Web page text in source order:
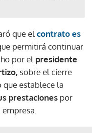
que el contrato es
permitirá continuar
por el presidente
sobre el cierre
establece la
prestaciones por